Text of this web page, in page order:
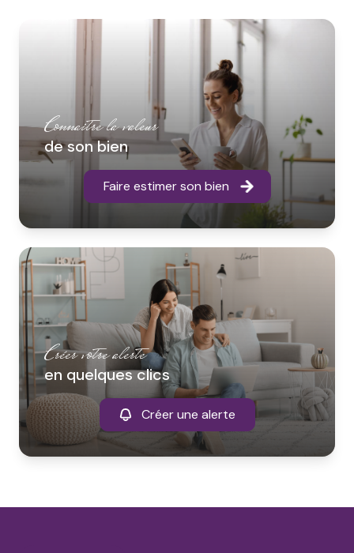
Connaitre la valeur
de son bien
Faire estimer son bien
Créer votre alerte
en quelques clics
Créer une alerte